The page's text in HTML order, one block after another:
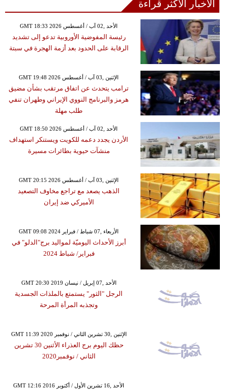
الأخبار الأكثر قراءة
GMT 18:33 2026 الأحد ,02 آب / أغسطس
رئيسة المفوضية الأوروبية تدعو إلى تشديد
الرقابة على الحدود بعد أزمة الهجرة في سبتة
GMT 19:48 2026 الإثنين ,03 آب / أغسطس
ترامب يتحدث عن اتفاق مرتقب بشأن مضيق
هرمز والبرنامج النووي الإيراني وطهران تنفي
طلب مهلة
GMT 18:50 2026 الأحد ,02 آب / أغسطس
الأردن يجدد دعمه للكويت ويستنكر استهداف
منشآت حيوية بطائرات مسيرة
GMT 20:15 2026 الإثنين ,03 آب / أغسطس
الذهب يصعد مع تراجع مخاوف التصعيد
الأميركي ضد إيران
GMT 09:08 2024 الأربعاء ,07 شباط / فبراير
أبرز الأحداث اليوميّة لمواليد برج"الدلو" في
فبراير/ شباط 2024
GMT 20:30 2019 الأحد ,07 إبريل / نيسان
الرجل "الثور" يستمتع بالملذات الجسدية
وتجذبه المرأة المرحة
GMT 11:39 2020 الإثنين ,30 تشرين الثاني / نوفمبر
حظك اليوم برج العذراء الأثنين 30 تشرين
الثاني / نوفمبر2020
GMT 12:16 2016 الأحد ,16 تشرين الأول / أكتوبر